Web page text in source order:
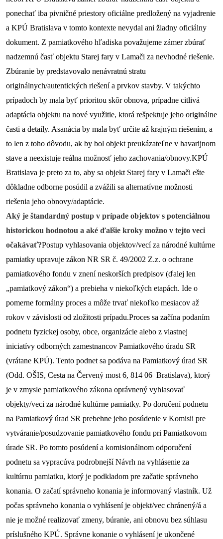
ponechať iba pivničné priestory oficiálne predložený na vyjadrenie
a KPÚ Bratislava v tomto kontexte nevydal ani žiadny oficiálny
dokument. Z pamiatkového hľadiska považujeme zámer zbúrať
nadzemnú časť objektu Starej fary v Lamači za nevhodné riešenie.
Zbúranie by predstavovalo nenávratnú stratu
originálnych/autentických riešení a prvkov stavby. V takýchto
prípadoch by mala byť prioritou skôr obnova, prípadne citlivá
adaptácia objektu na nové využitie, ktorá rešpektuje jeho originálne
časti a detaily. Asanácia by mala byť určite až krajným riešením, a
to len z toho dôvodu, ak by bol objekt preukázateľne v havarijnom
stave a neexistuje reálna možnosť jeho zachovania/obnovy.KPÚ
Bratislava je preto za to, aby sa objekt Starej fary v Lamači ešte
dôkladne odborne posúdil a zvážili sa alternatívne možnosti
riešenia jeho obnovy/adaptácie.
Aký je štandardný postup v prípade objektov s potenciálnou
historickou hodnotou a aké ďalšie kroky možno v tejto veci
očakávať?Postup vyhlasovania objektov/vecí za národné kultúrne
pamiatky upravuje zákon NR SR č. 49/2002 Z.z. o ochrane
pamiatkového fondu v znení neskorších predpisov (ďalej len
„pamiatkový zákon“) a prebieha v niekoľkých etapách. Ide o
pomerne formálny proces a môže trvať niekoľko mesiacov až
rokov v závislosti od zložitosti prípadu.Proces sa začína podaním
podnetu fyzickej osoby, obce, organizácie alebo z vlastnej
iniciatívy odborných zamestnancov Pamiatkového úradu SR
(vrátane KPÚ). Tento podnet sa podáva na Pamiatkový úrad SR
(Odd. OŠIS, Cesta na Červený most 6, 814 06  Bratislava), ktorý
je v zmysle pamiatkového zákona oprávnený vyhlasovať
objekty/veci za národné kultúrne pamiatky. Po doručení podnetu
na Pamiatkový úrad SR prebehne jeho posúdenie v Komisii pre
vytváranie/posudzovanie pamiatkového fondu pri Pamiatkovom
úrade SR. Po tomto posúdení a komisionálnom odporučení
podnetu sa vypracúva podrobnejší Návrh na vyhlásenie za
kultúrnu pamiatku, ktorý je podkladom pre začatie správneho
konania. O začatí správneho konania je informovaný vlastník. Už
počas správneho konania o vyhlásení je objekt/vec chránený/á a
nie je možné realizovať zmeny, búranie, ani obnovu bez súhlasu
príslušného KPÚ. Správne konanie o vyhlásení je ukončené